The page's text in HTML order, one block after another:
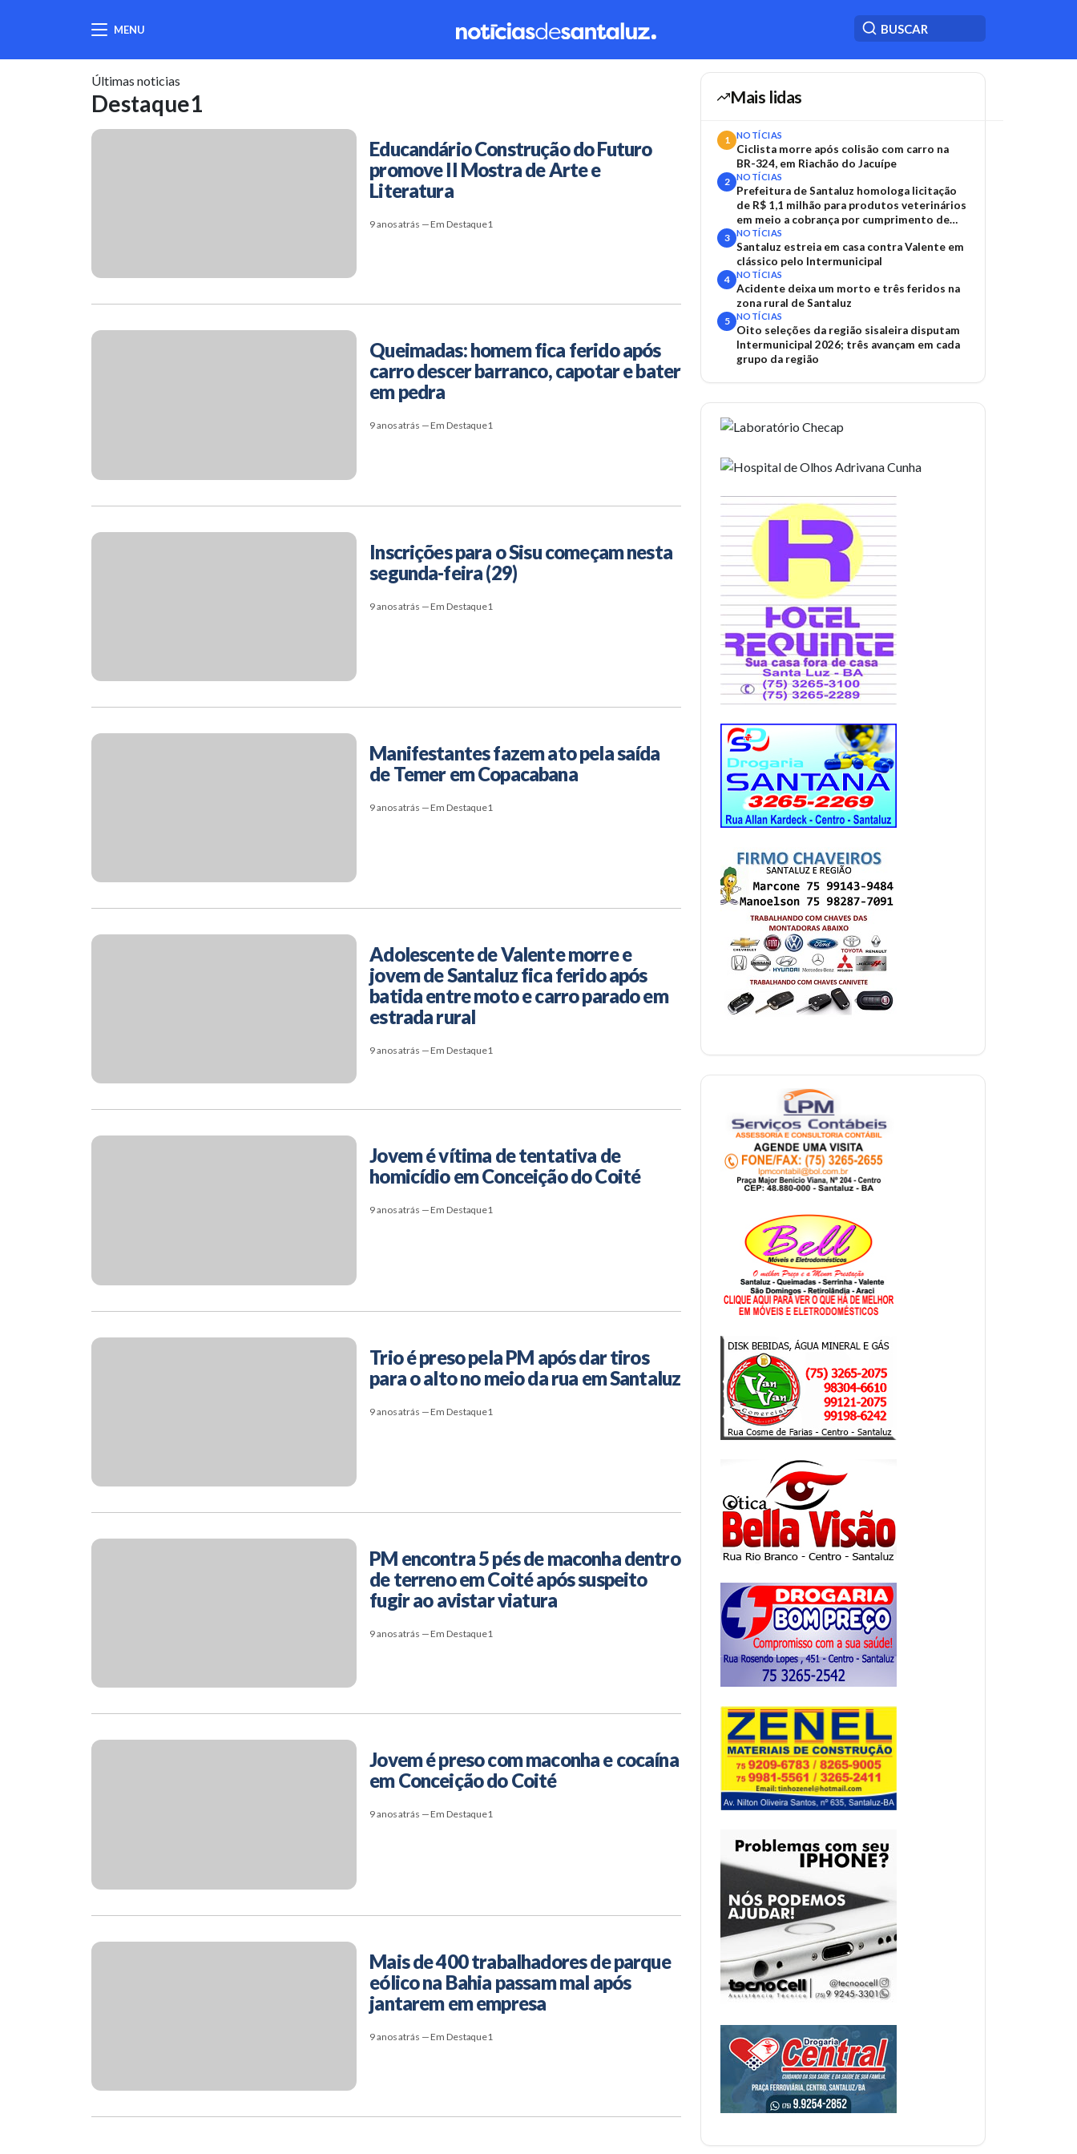
MENU
404
Últimas noticias
Destaque1
Educandário Construção do Futuro
promove II Mostra de Arte e
Literatura
9 anos atrás — Em Destaque1
Queimadas: homem fica ferido após
carro descer barranco, capotar e bater
em pedra
9 anos atrás — Em Destaque1
Inscrições para o Sisu começam nesta
segunda-feira (29)
9 anos atrás — Em Destaque1
Manifestantes fazem ato pela saída
de Temer em Copacabana
9 anos atrás — Em Destaque1
Adolescente de Valente morre e
jovem de Santaluz fica ferido após
batida entre moto e carro parado em
estrada rural
9 anos atrás — Em Destaque1
Jovem é vítima de tentativa de
homicídio em Conceição do Coité
9 anos atrás — Em Destaque1
Trio é preso pela PM após dar tiros
para o alto no meio da rua em Santaluz
9 anos atrás — Em Destaque1
PM encontra 5 pés de maconha dentro
de terreno em Coité após suspeito
fugir ao avistar viatura
9 anos atrás — Em Destaque1
Jovem é preso com maconha e cocaína
em Conceição do Coité
9 anos atrás — Em Destaque1
Mais de 400 trabalhadores de parque
eólico na Bahia passam mal após
jantarem em empresa
9 anos atrás — Em Destaque1
Mais lidas
1 NOTÍCIAS
Ciclista morre após colisão com carro na
BR-324, em Riachão do Jacuípe
2 NOTÍCIAS
Prefeitura de Santaluz homologa licitação
de R$ 1,1 milhão para produtos veterinários
em meio a cobrança por cumprimento de
TAC
3 NOTÍCIAS
Santaluz estreia em casa contra Valente em
clássico pelo Intermunicipal
4 NOTÍCIAS
Acidente deixa um morto e três feridos na
zona rural de Santaluz
5 NOTÍCIAS
Oito seleções da região sisaleira disputam
Intermunicipal 2026; três avançam em cada
grupo da região